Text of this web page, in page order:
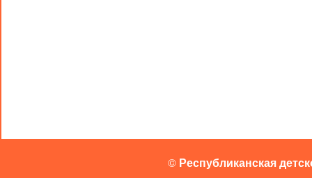
© Республиканская